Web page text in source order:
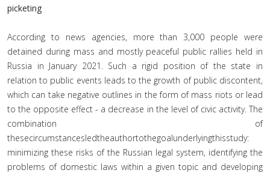
picketing
According to news agencies, more than 3,000 people were
detained during mass and mostly peaceful public rallies held in
Russia in January 2021. Such a rigid position of the state in
relation to public events leads to the growth of public discontent,
which can take negative outlines in the form of mass riots or lead
to the opposite effect - a decrease in the level of civic activity. The
combination of
thesecircumstancesledtheauthortothegoalunderlyingthisstudy:
minimizing these risks of the Russian legal system, identifying the
problems of domestic laws within a given topic and developing